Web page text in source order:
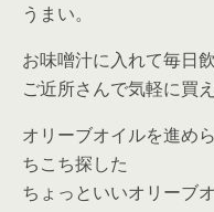
うまい。
お味噌汁に入れて毎日
ご近所さんで気軽に買
オリーブオイルを進め
ちこち探した
ちょっといいオリーブ